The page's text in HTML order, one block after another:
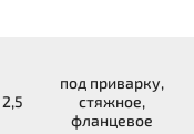
под приварку,
стяжное,
фланцевое